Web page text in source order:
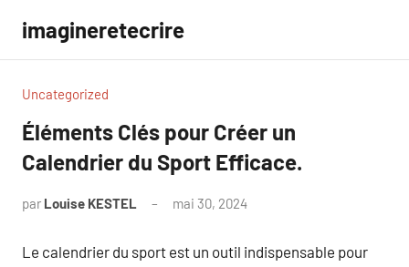
contenu
imagineretecrire
Uncategorized
Éléments Clés pour Créer un
Calendrier du Sport Efficace.
par Louise KESTEL mai 30, 2024
Le calendrier du sport est un outil indispensable pour